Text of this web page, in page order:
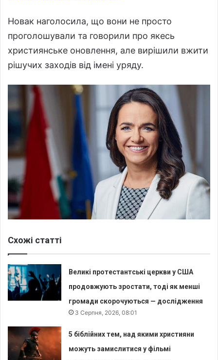
Новак наголосила, що вони не просто
проголошували та говорили про якесь
християнське оновлення, але вирішили вжити
рішучих заходів від імені уряду.
Схожі статті
Великі протестантські церкви у США
продовжують зростати, тоді як менші
громади скорочуються — дослідження
3 Серпня, 2026, 08:01
5 біблійних тем, над якими християни
можуть замислитися у фільмі